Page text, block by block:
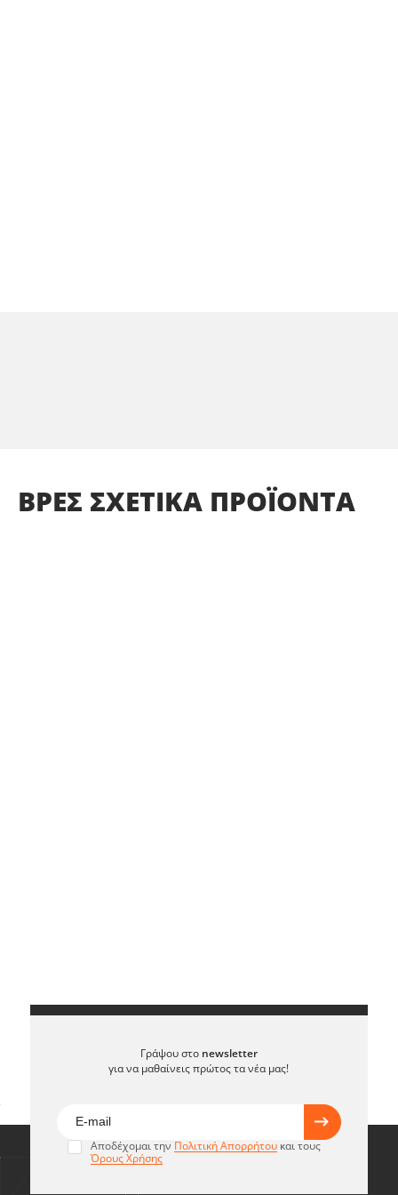
ΒΡΕΣ ΣΧΕΤΙΚΑ ΠΡΟΪΟΝΤΑ
Γράψου στο newsletter
για να μαθαίνεις πρώτος τα νέα μας!
Αποδέχομαι την Πολιτική Απορρήτουκαι τους
Όρους Χρήσης